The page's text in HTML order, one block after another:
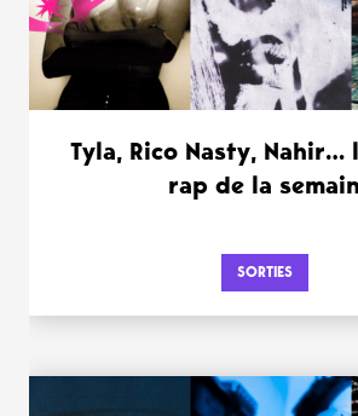
Tyla, Rico Nasty, Nahir…
rap de la
SORTIES